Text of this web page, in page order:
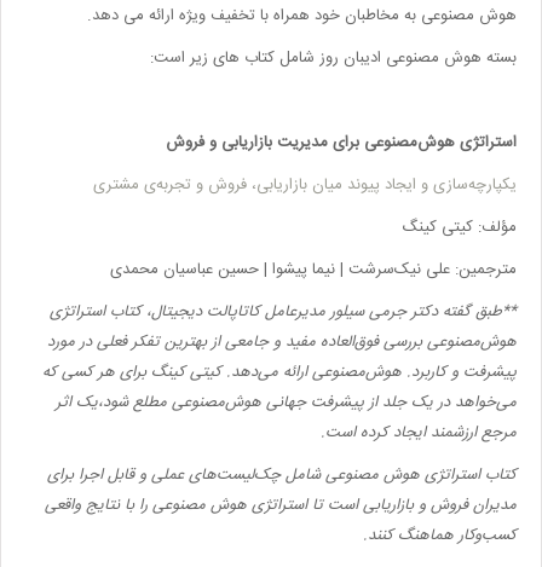
هوش مصنوعی به مخاطبان خود همراه با تخفیف ویژه ارائه می دهد.
بسته هوش مصنوعی ادیبان روز شامل کتاب های زیر است:
استراتژی هوش‌مصنوعی برای مدیریت بازاریابی و فروش
یکپارچه‌سازی و ایجاد پیوند میان بازاریابی، فروش و تجربه‌ی مشتری
مؤلف:کیتی کینگ
مترجمین:علی نیک‌سرشت | نیما پیشوا | حسین عباسیان محمدی
طبق گفته دکتر جرمی سیلور مدیرعامل کاتاپالت دیجیتال، ‌کتاب استراتژی
هوش‌مصنوعی بررسی فوق‌العاده مفید و جامعی از بهترین تفکر فعلی در مورد
پیشرفت و کاربرد. هوش‌مصنوعی ارائه می‌دهد. کیتی کینگ برای هر کسی که
می‌خواهد در یک جلد از پیشرفت جهانی هوش‌مصنوعی مطلع شود،‌یک اثر
مرجع ارزشمند ایجاد کرده است.
کتاب استراتژی هوش مصنوعی شامل چک‌لیست‌های عملی و قابل اجرا برای
مدیران فروش و بازاریابی است تا استراتژی هوش مصنوعی را با نتایج واقعی
کسب‌وکار هماهنگ کنند.